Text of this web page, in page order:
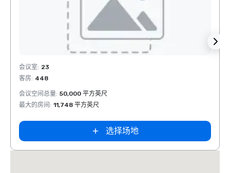
Removed from favorites
会议室: 23
客房: 448
会议空间总量: 50,000 平方英尺
最大的房间 : 11,748 平方英尺
选择场地